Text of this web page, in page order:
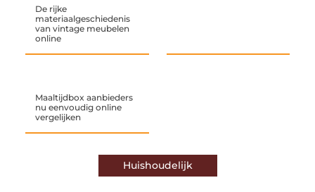
De rijke
materiaalgeschiedenis
van vintage meubelen
online
Maaltijdbox aanbieders
nu eenvoudig online
vergelijken
Huishoudelijk